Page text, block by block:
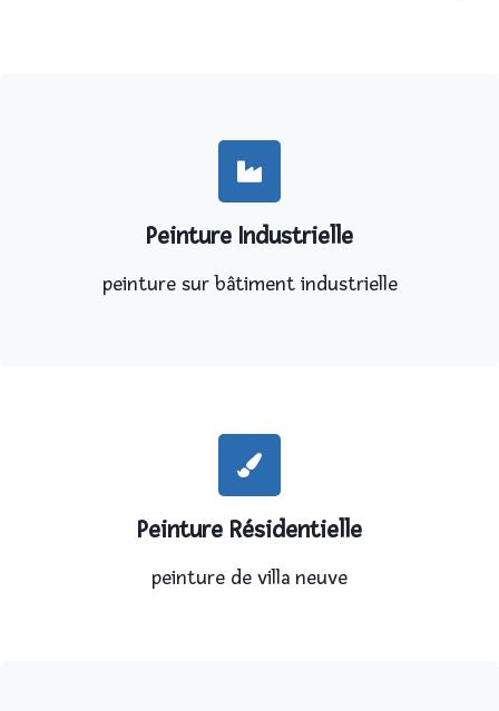
Peinture Industrielle
peinture sur bâtiment industrielle
Peinture Résidentielle
peinture de villa neuve